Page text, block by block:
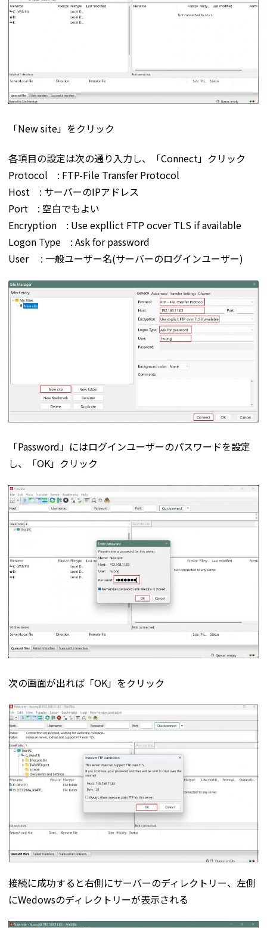
「New site」をクリック
各項目の設定は次の通り入力し、「Connect」クリック
Protocol : FTP-File Transfer Protocol
Host : サーバーのIPアドレス
Port : 空白でもよい
Encryption : Use expllict FTP ocver TLS if available
Logon Type : Ask for password
User : 一般ユーザー名(サーバーのログインユーザー)
「Password」にはログインユーザーのパスワードを設定
し、「OK」クリック
次の画面が出れば「OK」をクリック
接続に成功すると右側にサーバーのディレクトリー、左側
にWedowsのディレクトリーが表示される